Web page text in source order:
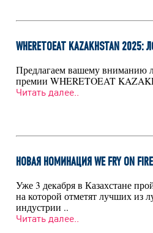
WHERETOEAT KAZAKHSTAN 2025:
Предлагаем вашему вниманию
премии WHERETOEAT
Читать далее..
НОВАЯ НОМИНАЦИЯ WE FRY ON FIRE
Уже 3 декабря в Казахстане
на которой отметят лучших из
индустрии ..
Читать далее..